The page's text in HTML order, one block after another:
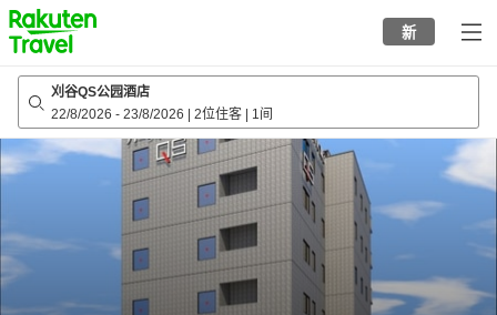
to
top
page
新
刈谷QS公园酒店
22/8/2026 - 23/8/2026 2位住客 1间